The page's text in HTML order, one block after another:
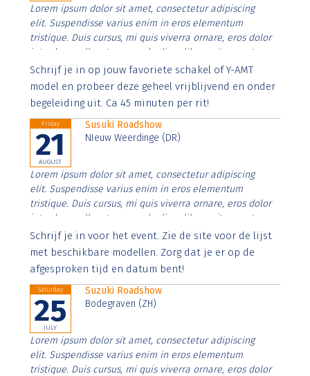
Lorem ipsum dolor sit amet, consectetur adipiscing
elit. Suspendisse varius enim in eros elementum
tristique. Duis cursus, mi quis viverra ornare, eros dolor
interdum nulla, ut commodo diam libero vitae erat.
Aenean faucibus nibh et justo cursus id rutrum lorem
imperdiet. Nunc ut sem vitae risus tristique posuere.
Schrijf je in op jouw favoriete schakel of Y-AMT
model en probeer deze geheel vrijblijvend en onder
begeleiding uit. Ca 45 minuten per rit!
Friday
21
AUGUST
Susuki Roadshow
NIeuw Weerdinge (DR)
Lorem ipsum dolor sit amet, consectetur adipiscing
elit. Suspendisse varius enim in eros elementum
tristique. Duis cursus, mi quis viverra ornare, eros dolor
interdum nulla, ut commodo diam libero vitae erat.
Aenean faucibus nibh et justo cursus id rutrum lorem
imperdiet. Nunc ut sem vitae risus tristique posuere.
Schrijf je in voor het event. Zie de site voor de lijst
met beschikbare modellen. Zorg dat je er op de
afgesproken tijd en datum bent!
Saturday
25
JULY
Suzuki Roadshow
Bodegraven (ZH)
Lorem ipsum dolor sit amet, consectetur adipiscing
elit. Suspendisse varius enim in eros elementum
tristique. Duis cursus, mi quis viverra ornare, eros dolor